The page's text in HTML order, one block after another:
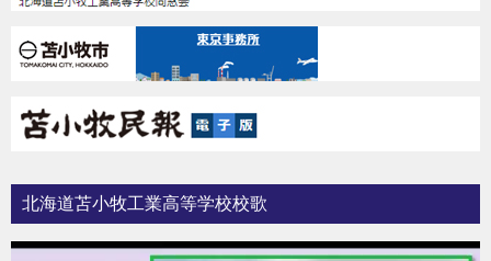
北海道苫小牧工業高等学校校歌